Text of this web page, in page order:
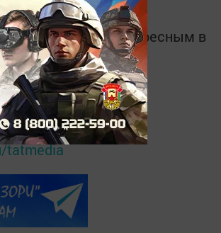
важным и интересным в
Татмедиа
Татарстана в
мессенджере MАХ:
tatmedia